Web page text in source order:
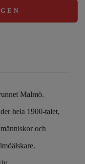
Malmö.
hela 1900-talet,
och